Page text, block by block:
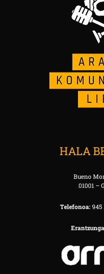
HALA
Bueno
01001 –
Telefonoa:945